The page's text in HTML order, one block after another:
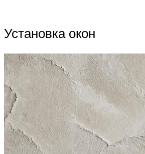
Установка окон